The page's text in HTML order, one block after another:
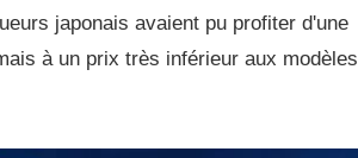
japonais avaient pu profiter d'une
à un prix très inférieur aux modèles